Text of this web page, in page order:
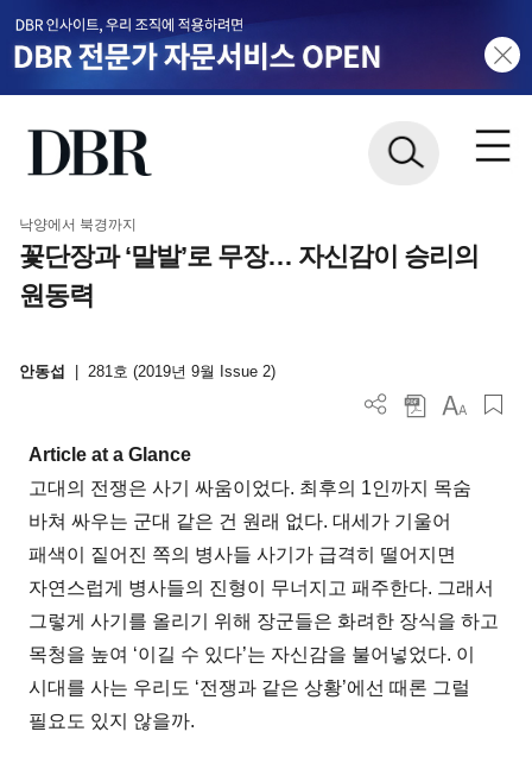
낙양에서 북경까지
꽃단장과 ‘말발’로 무장… 자신감이 승리의
원동력
안동섭 281호 (2019년 9월 Issue 2)
Article at a Glance
고대의 전쟁은 사기 싸움이었다. 최후의 1인까지 목숨
바쳐 싸우는 군대 같은 건 원래 없다. 대세가 기울어
패색이 짙어진 쪽의 병사들 사기가 급격히 떨어지면
자연스럽게 병사들의 진형이 무너지고 패주한다. 그래서
그렇게 사기를 올리기 위해 장군들은 화려한 장식을 하고
목청을 높여 ‘이길 수 있다’는 자신감을 불어넣었다. 이
시대를 사는 우리도 ‘전쟁과 같은 상황’에선 때론 그럴
필요도 있지 않을까.